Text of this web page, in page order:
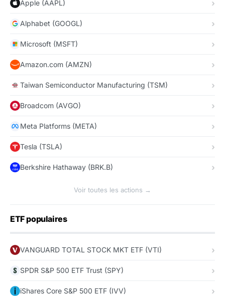
Apple (AAPL)
Alphabet (GOOGL)
Microsoft (MSFT)
Amazon.com (AMZN)
Taiwan Semiconductor Manufacturing (TSM)
Broadcom (AVGO)
Meta Platforms (META)
Tesla (TSLA)
Berkshire Hathaway (BRK.B)
Voir toutes les actions →
ETF populaires
VANGUARD TOTAL STOCK MKT ETF (VTI)
SPDR S&P 500 ETF Trust (SPY)
iShares Core S&P 500 ETF (IVV)